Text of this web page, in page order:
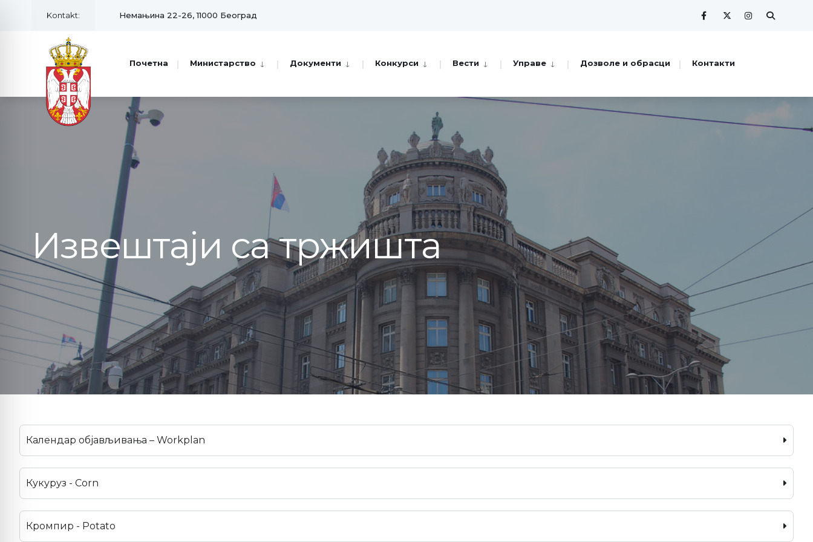
Kontakt: Немањина 22-26, 11000 Београд
Почетна Министарство Документи Конкурси Вести Управе Дозволе и обрасци Контакти
Извештаји са тржишта
Календар објављивања – Workplan
Кукуруз - Corn
Кромпир - Potato